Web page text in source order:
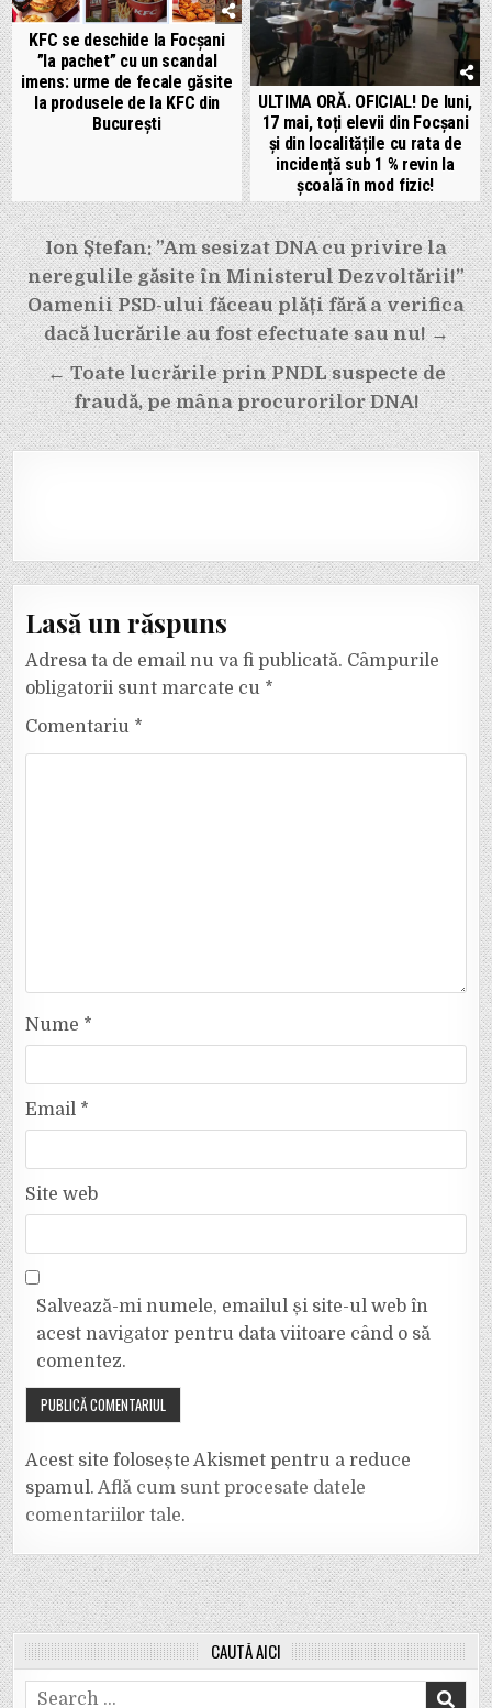
KFC se deschide la Focșani
”la pachet” cu un scandal
imens: urme de fecale găsite
la produsele de la KFC din
București
ULTIMA ORĂ. OFICIAL! De luni,
17 mai, toți elevii din Focșani
și din localitățile cu rata de
incidență sub 1 % revin la
școală în mod fizic!
Navigare
în
articole
Ion Ștefan: ”Am sesizat DNA cu privire la
neregulile găsite în Ministerul Dezvoltării!”
Oamenii PSD-ului făceau plăți fără a verifica
dacă lucrările au fost efectuate sau nu! →
← Toate lucrările prin PNDL suspecte de
fraudă, pe mâna procurorilor DNA!
Lasă un răspuns
Adresa ta de email nu va fi publicată. Câmpurile
obligatorii sunt marcate cu *
Comentariu *
Nume *
Email *
Site web
Salvează-mi numele, emailul și site-ul web în
acest navigator pentru data viitoare când o să
comentez.
Acest site folosește Akismet pentru a reduce
spamul.Află cum sunt procesate datele
comentariilor tale.
CAUTĂ AICI
Search